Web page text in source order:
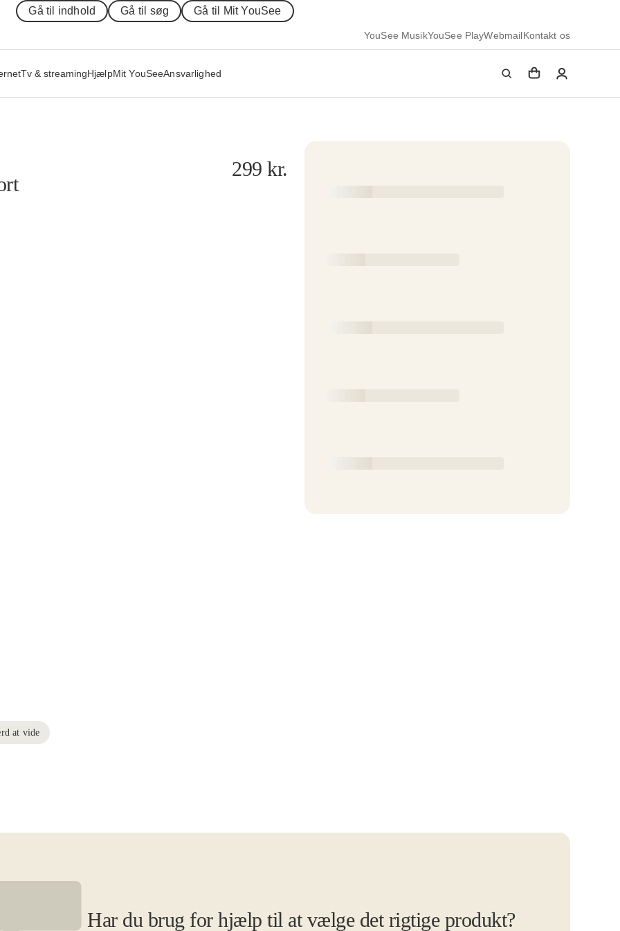
Gå til indhold Gå til søg Gå til Mit YouSee
YouSee MusikYouSee PlayWebmailKontakt os
Tv & streamingHjælpMit YouSeeAnsvarlighed
299kr.
at vide
Har du brug for hjælp til at vælge det rigtige produkt?